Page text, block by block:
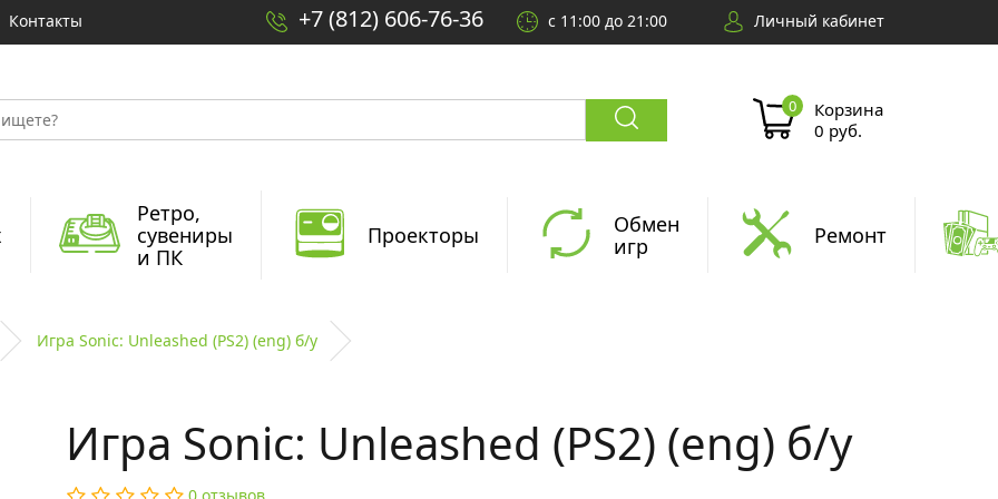
Контакты +7 (812) 606-76-36 с 11:00 до 21:00 Личный кабинет
Корзина
0 руб.
Ретро,
сувениры
и ПК
Проекторы
Обмен
игр
Ремонт
Игра Sonic: Unleashed (PS2) (eng) б/у
Игра Sonic: Unleashed (PS2) (eng) б/у